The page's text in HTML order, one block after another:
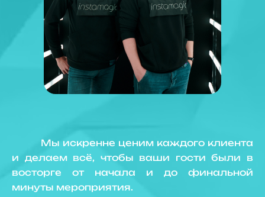
Мы искренне ценим каждого клиента
и делаем всё, чтобы ваши гости были в
восторге от начала и до финальной
минуты мероприятия.